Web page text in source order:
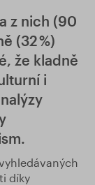
z nich (90
(32 %)
že kladně
i
díky